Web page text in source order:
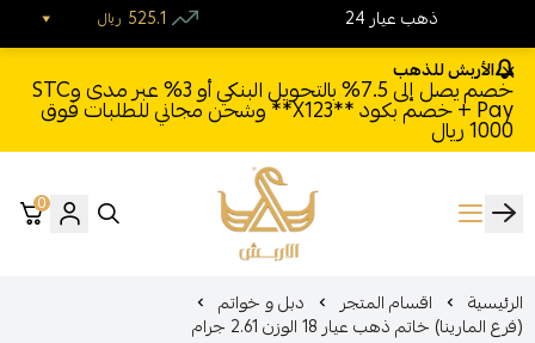
الأربش للذهب
خصم يصل إلى 7.5% بالتحويل البنكي أو 3% عبر مدى وSTC
Pay + خصم بكود **X123** وشحن مجاني للطلبات فوق
1000 ريال
الأربش للذهب
0
الرئيسية اقسام المتجر دبل و خواتم
(فرع المارينا) خاتم ذهب عيار 18 الوزن 2.61 جرام
24 ذهب عيار ريال 525.1